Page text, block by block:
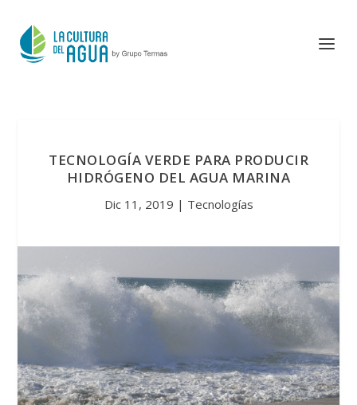
TECNOLOGÍA VERDE PARA PRODUCIR
HIDRÓGENO DEL AGUA MARINA
Dic 11, 2019 | Tecnologías